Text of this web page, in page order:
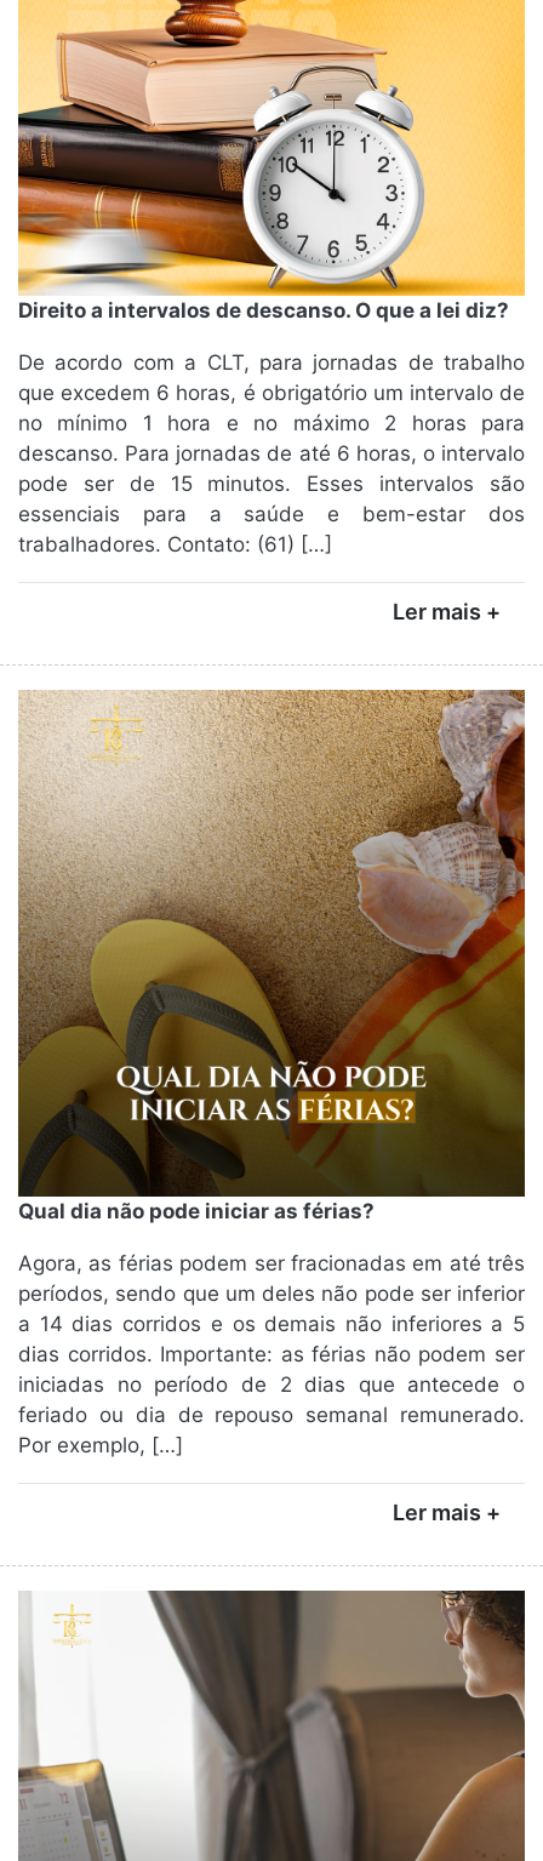
Direito a intervalos de descanso. O que a lei diz?
De acordo com a CLT, para jornadas de trabalho
que excedem 6 horas, é obrigatório um intervalo de
no mínimo 1 hora e no máximo 2 horas para
descanso. Para jornadas de até 6 horas, o intervalo
pode ser de 15 minutos. Esses intervalos são
essenciais para a saúde e bem-estar dos
trabalhadores. Contato: (61) […]
Ler mais +
Qual dia não pode iniciar as férias?
Agora, as férias podem ser fracionadas em até três
períodos, sendo que um deles não pode ser inferior
a 14 dias corridos e os demais não inferiores a 5
dias corridos. Importante: as férias não podem ser
iniciadas no período de 2 dias que antecede o
feriado ou dia de repouso semanal remunerado.
Por exemplo, […]
Ler mais +